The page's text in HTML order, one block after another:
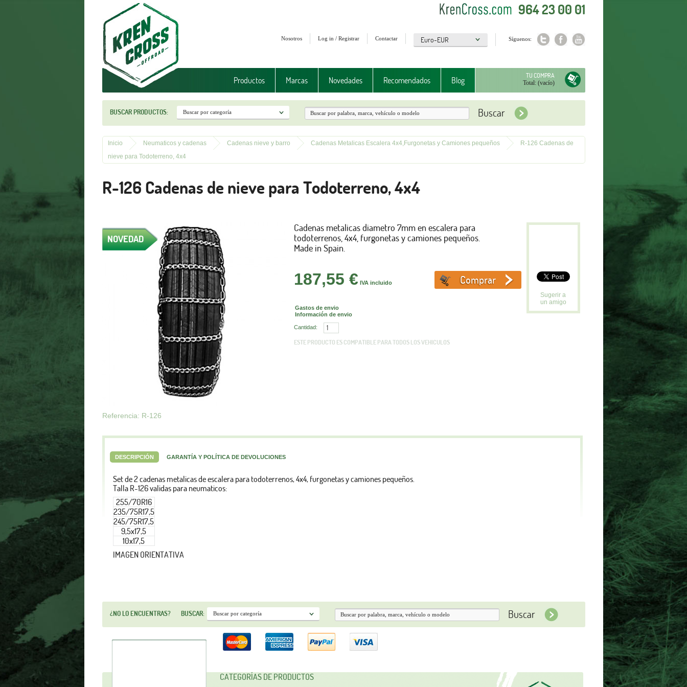
964 23 00 01
Síguenos:
Contactar
Log in / Registrar
Nosotros
TU COMPRA
Total: (vacío)
Productos Marcas Novedades Recomendados Blog
BUSCAR PRODUCTOS:
Inicio Neumaticos y cadenas Cadenas nieve y barro Cadenas Metalicas Escalera 4x4,Furgonetas y Camiones pequeños
R-126 Cadenas de
nieve para Todoterreno, 4x4
R-126 Cadenas de nieve para Todoterreno, 4x4
NOVEDAD
Referencia: R-126
Cadenas metalicas diametro 7mm en escalera para
todoterrenos, 4x4, furgonetas y camiones pequeños.
Made in Spain.
187,55 € IVA incluido
Gastos de envio
Información de envio
Cantidad:
Sugerir a
un amigo
ESTE PRODUCTO ES COMPATIBLE PARA TODOS LOS VEHICULOS
DESCRIPCIÓN GARANTÍA Y POLÍTICA DE DEVOLUCIONES
Set de 2 cadenas metalicas de escalera para todoterrenos, 4x4, furgonetas y camiones pequeños.
Talla R-126 validas para neumaticos:
255/70R16
235/75R17,5
245/75R17,5
9,5x17,5
10x17,5
IMAGEN ORIENTATIVA
¿NO LO ENCUENTRAS? BUSCAR:
CATEGORÍAS DE PRODUCTOS